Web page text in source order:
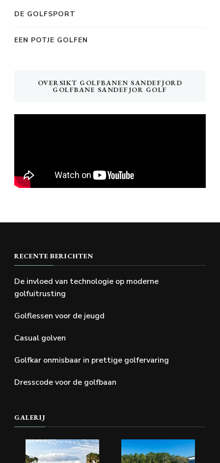
DE GOLFSPORT
EEN POTJE GOLFEN
OVERSIKT GOLFBANEN SANDEFJORD
GOLFBANE SANDEFJOR GOLF
RECENTE BERICHTEN
De invloed van technologie op moderne
golfuitrusting
Golflessen voor de jeugd
Casual golven
Golfkar onmisbaar in prettige golfervaring
Dresscode voor de golfbaan
GALERIJ